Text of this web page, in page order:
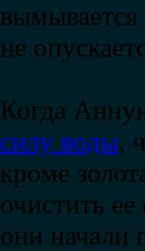
не
Когда
силу воды,
кроме
очистить
они начали